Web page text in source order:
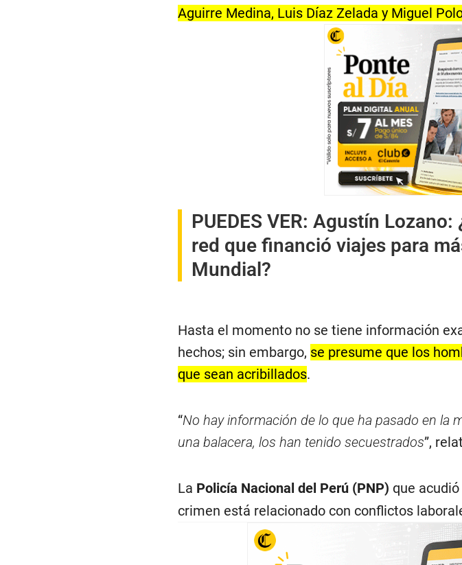
Aguirre Medina, Luis Díaz Zelada y Miguel
PUEDES VER: Agustín Lozano:
red que financió viajes para
Mundial?
Hasta el momento no se tiene información
hechos; sin embargo, se presume que los
que sean acribillados.
“No hay información de lo que ha pasado en la
una balacera, los han tenido secuestrados”,
La Policía Nacional del Perú (PNP) que
crimen está relacionado con conflictos